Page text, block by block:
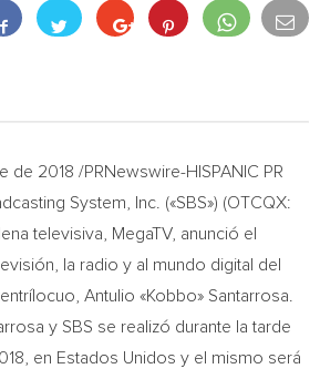
de 2018 /PRNewswire-HISPANIC PR
System, Inc. («SBS») (OTCQX:
televisiva, MegaTV, anunció el
la radio y al mundo digital del
Antulio «Kobbo» Santarrosa.
y SBS se realizó durante la tarde
en Estados Unidos y el mismo será